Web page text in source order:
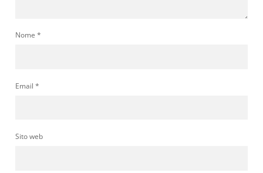
Nome *
Email *
Sito web